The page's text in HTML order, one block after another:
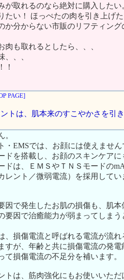
が取れるのなら絶対に購入したい
たい！ ほっぺたの肉を引き上げ
か分からない市販のリフティン
肉も取れるとしたら、、、
、、、
！
PAGE]
トは、肌本来のすこやかさを引
。
・EMSでは、お顔には使えませ
ドを搭載し、お顔のスキンケア
ドは、ＥＭＳやＴＮＳモードの
レント／微弱電流）を採用して
因で発生したお肌の損傷も、肌
要因で治癒能力が弱まってしま
、損傷電流と呼ばれる電流が流
すが、年齢と共に損傷電流の発
て損傷電流の不足分を補います。
トは、筋肉強化にもお使いいた